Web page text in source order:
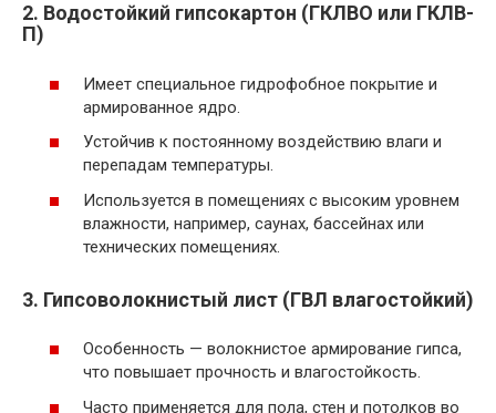
2. Водостойкий гипсокартон (ГКЛВО или ГКЛВ-
П)
Имеет специальное гидрофобное покрытие и
армированное ядро.
Устойчив к постоянному воздействию влаги и
перепадам температуры.
Используется в помещениях с высоким уровнем
влажности, например, саунах, бассейнах или
технических помещениях.
3. Гипсоволокнистый лист (ГВЛ влагостойкий)
Особенность — волокнистое армирование гипса,
что повышает прочность и влагостойкость.
Часто применяется для пола, стен и потолков во